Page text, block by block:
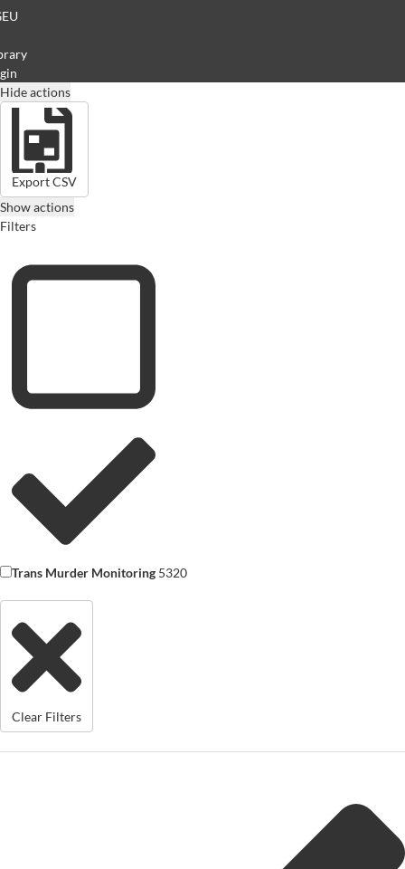
Hide actions
Export CSV
Show actions
Filters
Trans Murder Monitoring 5320
Clear Filters